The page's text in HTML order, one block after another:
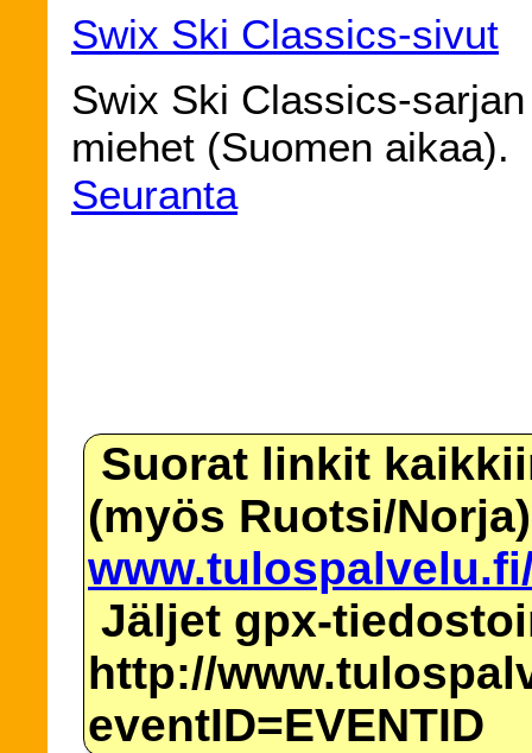
Swix Ski Classics-sivut
Swix Ski Classics-
miehet (Suomen aikaa).
Seuranta
Suorat linkit
(myös Ruotsi/Norja)
Jäljet gpx-
http://
eventID=EVENTID